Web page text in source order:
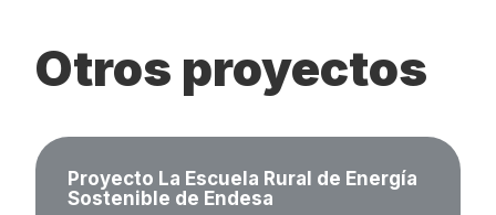
Otros proyectos
Proyecto La Escuela Rural de Energía
Sostenible de Endesa